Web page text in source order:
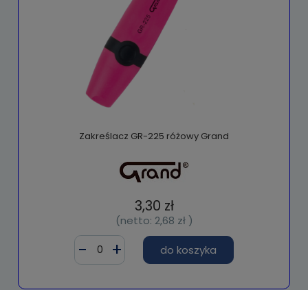
Zakreślacz GR-225 różowy Grand
3,30 zł
(netto: 2,68 zł)
do koszyka